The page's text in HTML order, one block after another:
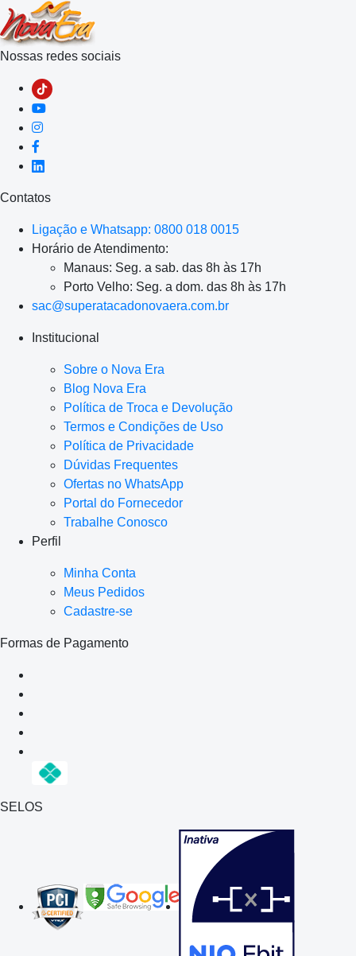
Nossas redes sociais
Contatos
Ligação e Whatsapp: 0800 018 0015
Horário de Atendimento:
Manaus: Seg. a sab. das 8h às 17h
Porto Velho: Seg. a dom. das 8h às 17h
sac@superatacadonovaera.com.br
Institucional
Sobre o Nova Era
Blog Nova Era
Política de Troca e Devolução
Termos e Condições de Uso
Política de Privacidade
Dúvidas Frequentes
Ofertas no WhatsApp
Portal do Fornecedor
Trabalhe Conosco
Perfil
Minha Conta
Meus Pedidos
Cadastre-se
Formas de Pagamento
SELOS